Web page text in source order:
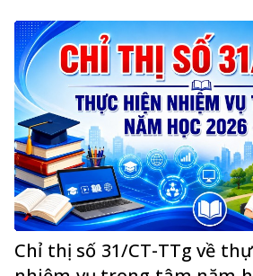
Chỉ thị số 31/CT-TTg về